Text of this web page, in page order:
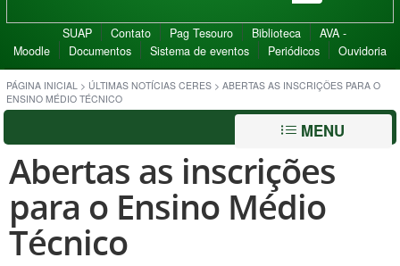
SUAP Contato Pag Tesouro Biblioteca
AVA -
Moodle
Documentos Sistema de eventos Periódicos Ouvidoria
PÁGINA INICIAL > ÚLTIMAS NOTÍCIAS CERES > ABERTAS AS INSCRIÇÕES PARA O
ENSINO MÉDIO TÉCNICO
MENU
Abertas as inscrições
para o Ensino Médio
Técnico